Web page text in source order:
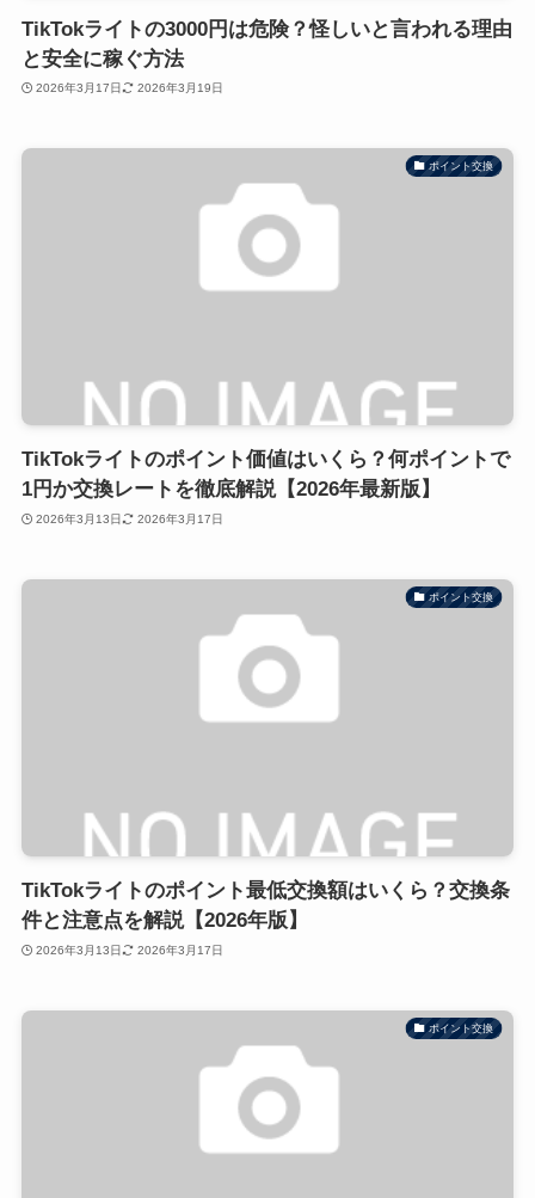
TikTokライトの3000円は危険？怪しいと言われる理由
と安全に稼ぐ方法
2026年3月17日 2026年3月19日
ポイント交換
TikTokライトのポイント価値はいくら？何ポイントで
1円か交換レートを徹底解説【2026年最新版】
2026年3月13日 2026年3月17日
ポイント交換
TikTokライトのポイント最低交換額はいくら？交換条
件と注意点を解説【2026年版】
2026年3月13日 2026年3月17日
ポイント交換